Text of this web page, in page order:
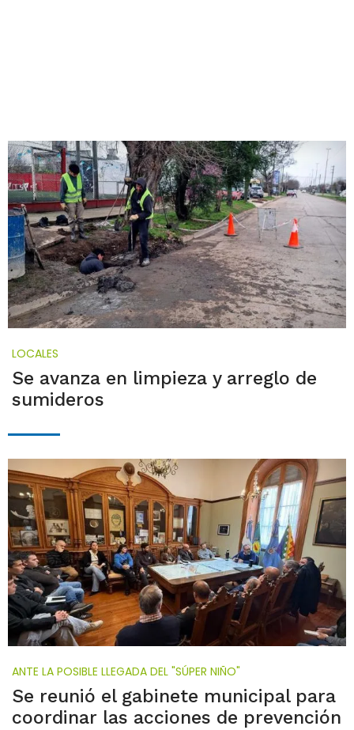
LOCALES
Se avanza en limpieza y arreglo de
sumideros
ANTE LA POSIBLE LLEGADA DEL "SÚPER NIÑO"
Se reunió el gabinete municipal para
coordinar las acciones de prevención